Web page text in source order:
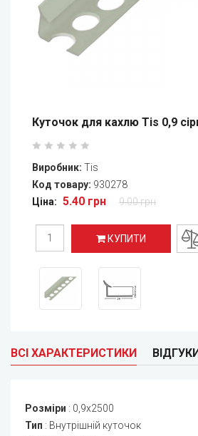
Куточок для кахлю Tis 0,9
Виробник: Tis
Код товару: 930278
Ціна: 5.40 грн 9.00 грн
КУПИТИ
ВСІ ХАРАКТЕРИСТИКИ ВІДГУКИ
Розміри : 0,9x2500
Тип : Внутрішній куточок